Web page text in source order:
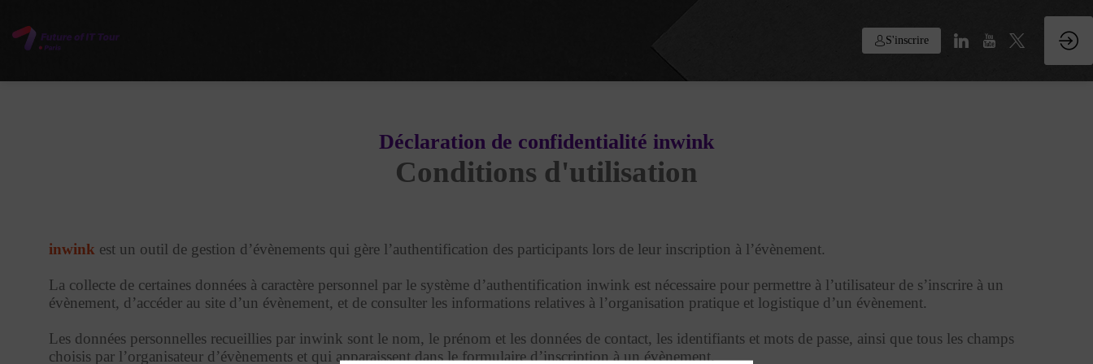
S'inscrire
Déclaration de confidentialité inwink
Conditions d'utilisation
inwink est un outil de gestion d’évènements qui gère l’authentification des participants lors de leur inscription à l’évènement.
La collecte de certaines données à caractère personnel par le système d’authentification inwink est nécessaire pour permettre à l’utilisateur de s’inscrire à un
évènement, d’accéder au site d’un évènement, et de consulter les informations relatives à l’organisation pratique et logistique d’un évènement.
Les données personnelles recueillies par inwink sont le nom, le prénom et les données de contact, les identifiants et mots de passe, ainsi que tous les champs
choisis par l’organisateur d’évènements et qui apparaissent dans le formulaire d’inscription à un évènement.